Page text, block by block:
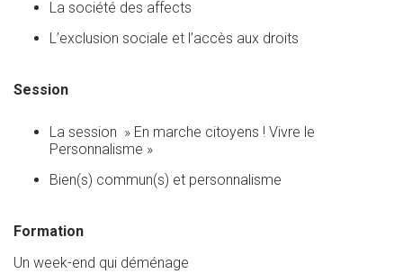
La société des affects
L’exclusion sociale et l’accès aux droits
Session
La session » En marche citoyens ! Vivre le
Personnalisme »
Bien(s) commun(s) et personnalisme
Formation
Un week-end qui déménage